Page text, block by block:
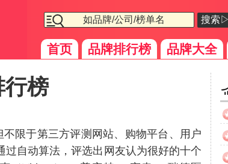
搜索▷
首页 品牌排行榜 品牌大全
行榜
限于第三方评测网站、购物平台、用户
自动算法，评选出网友认为很好的十个